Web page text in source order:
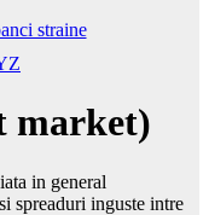
Z
market)
in general
spreaduri inguste intre